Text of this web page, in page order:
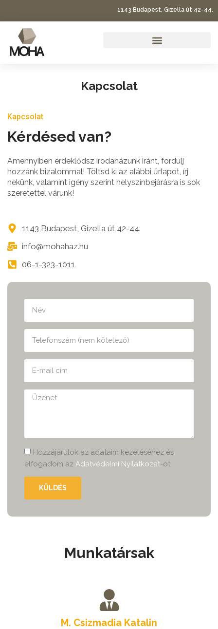
1143 Budapest, Gizella út 42-44.
Kapcsolat
Kapcsolat
Kérdésed van?
Amennyiben érdeklődsz irodaházunk iránt, fordulj
hozzánk bizalommal! Töltsd ki az alábbi űrlapot, írj
nekünk, valamint igény szerint helyszínbejárásra is sok
szeretettel várunk!
1143 Budapest, Gizella út 42-44.
info@mohahaz.hu
06-1-323-1011
Hozzájárulok az adataim kezeléséhez és
elfogadom az Adatvédelmi Nyilatkozat-ot.
KÜLDÉS
Munkatársak
M. Csizmadia Katalin